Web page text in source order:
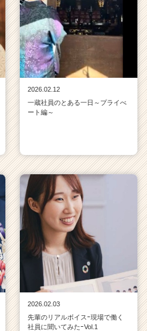
2026.02.12
一蔵社員のとある一日～プライべ
ート編～
2026.02.03
先輩のリアルボイスｰ現場で働く
社員に聞いてみたｰVol.1